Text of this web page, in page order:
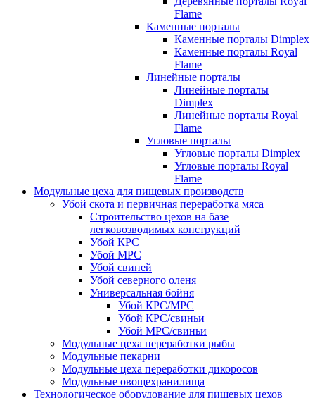
Flame
Каменные порталы
Каменные порталы Dimplex
Каменные порталы Royal
Flame
Линейные порталы
Линейные порталы
Dimplex
Линейные порталы Royal
Flame
Угловые порталы
Угловые порталы Dimplex
Угловые порталы Royal
Flame
Модульные цеха для пищевых производств
Убой скота и первичная переработка мяса
Строительство цехов на базе
легковозводимых конструкций
Убой КРС
Убой МРС
Убой свиней
Убой северного оленя
Универсальная бойня
Убой КРС/МРС
Убой КРС/свиньи
Убой МРС/свиньи
Модульные цеха переработки рыбы
Модульные пекарни
Модульные цеха переработки дикоросов
Модульные овощехранилища
Технологическое оборудование для пищевых цехов